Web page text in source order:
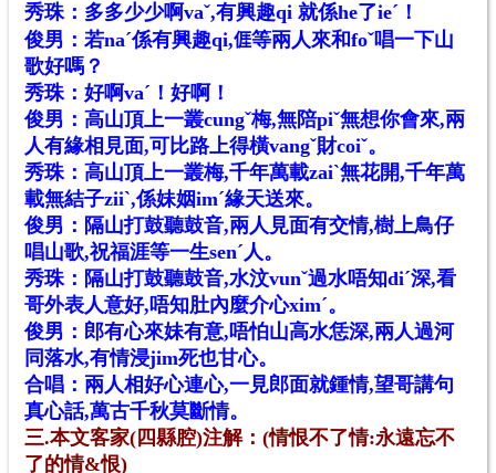
秀珠：多多少少啊vaˇ,有興趣qi 就係he了ieˊ！
俊男：若naˊ係有興趣qi,𠊎等兩人來和foˇ唱一下山
歌好嗎？
秀珠：好啊vaˊ！好啊！
俊男：高山頂上一叢cungˇ梅,無陪piˇ無想你會來,兩
人有緣相見面,可比路上得橫vangˇ財coiˇ。
秀珠：高山頂上一叢梅,千年萬載zaiˋ無花開,千年萬
載無結子ziiˋ,係妹姻imˊ緣天送來。
俊男：隔山打鼓聽鼓音,兩人見面有交情,樹上鳥仔
唱山歌,祝福涯等一生senˊ人。
秀珠：隔山打鼓聽鼓音,水汶vunˇ過水唔知diˊ深,看
哥外表人意好,唔知肚內麼介心ximˊ。
俊男：郎有心來妹有意,唔怕山高水恁深,兩人過河
同落水,有情浸jim死也甘心。
合唱：兩人相好心連心,一見郎面就鍾情,望哥講句
真心話,萬古千秋莫斷情。
三.本文客家(四縣腔)注解： (情恨不了情:永遠忘不
了的情&恨)